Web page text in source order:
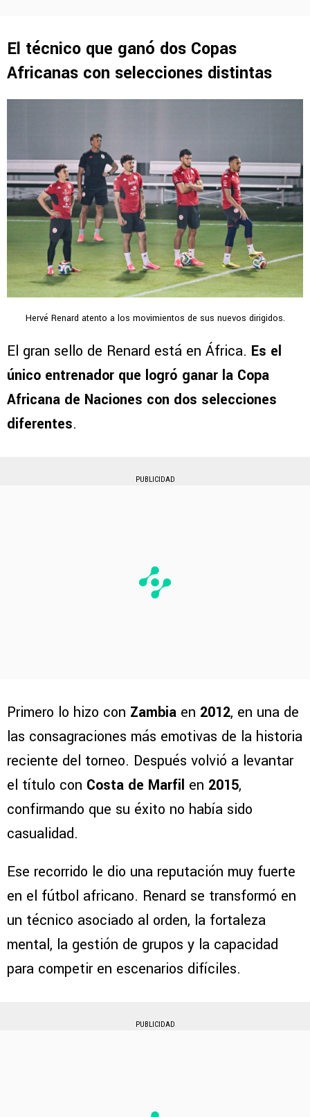
El técnico que ganó dos Copas
Africanas con selecciones distintas
Hervé Renard atento a los movimientos de sus nuevos dirigidos.
El gran sello de Renard está en África. Es el
único entrenador que logró ganar la Copa
Africana de Naciones con dos selecciones
diferentes.
PUBLICIDAD
Primero lo hizo con Zambia en 2012, en una de
las consagraciones más emotivas de la historia
reciente del torneo. Después volvió a levantar
el título con Costa de Marfil en 2015,
confirmando que su éxito no había sido
casualidad.
Ese recorrido le dio una reputación muy fuerte
en el fútbol africano. Renard se transformó en
un técnico asociado al orden, la fortaleza
mental, la gestión de grupos y la capacidad
para competir en escenarios difíciles.
PUBLICIDAD